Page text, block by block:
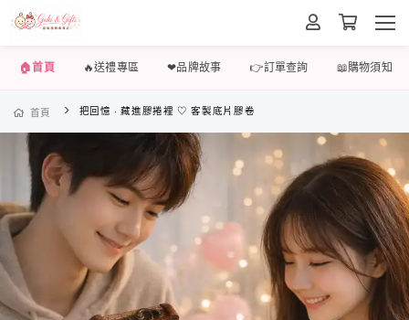
🏠首頁 🔥送禮專區 ❤品牌故事 👉訂單查詢 📖購物須知
首頁 把回憶 · 藏進膠捲裡 ♡ 客製底片膠卷